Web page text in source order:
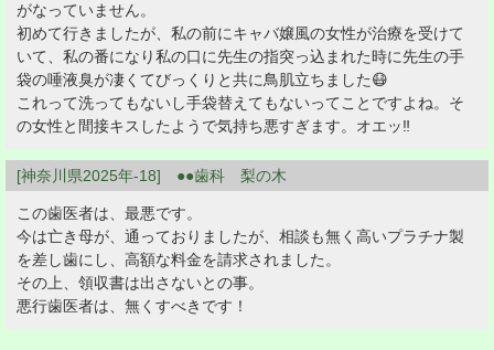
がなっていません。
初めて行きましたが、私の前にキャバ嬢風の女性が治療を受けて
いて、私の番になり私の口に先生の指突っ込まれた時に先生の手
袋の唾液臭が凄くてびっくりと共に鳥肌立ちました😷
これって洗ってもないし手袋替えてもないってことですよね。そ
の女性と間接キスしたようで気持ち悪すぎます。オエッ‼︎
[神奈川県2025年-18] ●●歯科 梨の木
この歯医者は、最悪です。
今は亡き母が、通っておりましたが、相談も無く高いプラチナ製
を差し歯にし、高額な料金を請求されました。
その上、領収書は出さないとの事。
悪行歯医者は、無くすべきです！